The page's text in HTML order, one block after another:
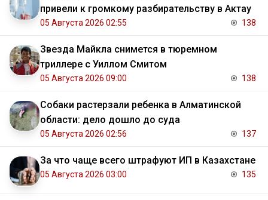
привели к громкому разбирательству в Актау
05 Августа 2026 02:55 138
Звезда Майкла снимется в тюремном
триллере с Уиллом Смитом
05 Августа 2026 09:00 138
Собаки растерзали ребенка в Алматинской
области: дело дошло до суда
05 Августа 2026 02:56 137
За что чаще всего штрафуют ИП в Казахстане
05 Августа 2026 03:00 135